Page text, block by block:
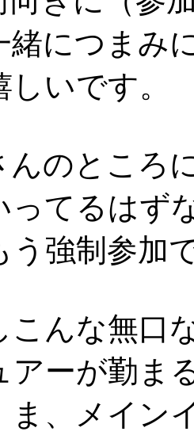
緒につまみ
いです。
のところ
ってるはず
う強制参加
んな無口
アーが勤ま
ま、メイン